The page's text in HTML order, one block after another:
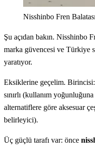
Nisshinbo Fren
Şu açıdan bakın. Nisshinbo
marka güvencesi ve Türkiye
yaratıyor.
Eksiklerine geçelim.
sınırlı (kullanım
alternatiflere göre aksesuar
belirleyici).
Üç güçlü tarafı var: önce